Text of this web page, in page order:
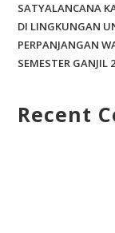
SATYALANCANA
DI LINGKUNGAN
PERPANJANGAN
SEMESTER GANJIL
Recent